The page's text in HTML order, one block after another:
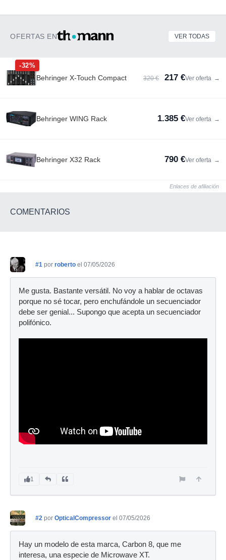
OFERTAS EN VER TODAS
-32%
Behringer X-Touch Compact 320 € 217 €Ver oferta →
Behringer WING Rack 1.385 €Ver oferta →
Behringer X32 Rack 790 €Ver oferta →
Enlaces de afiliación
COMENTARIOS
#1 por roberto el 07/05/2026
Me gusta. Bastante versátil. No voy a hablar de octavas
porque no sé tocar, pero enchufándole un secuenciador
debe ser genial... Supongo que acepta un secuenciador
polifónico.
1
#2 por OpticalCompressor el 07/05/2026
Hay un modelo de esta marca, Carbon 8, que me
interesa, una especie de Microwave XT.